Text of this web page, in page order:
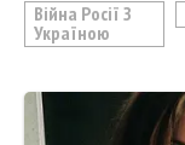
Війна Росії З
Україною